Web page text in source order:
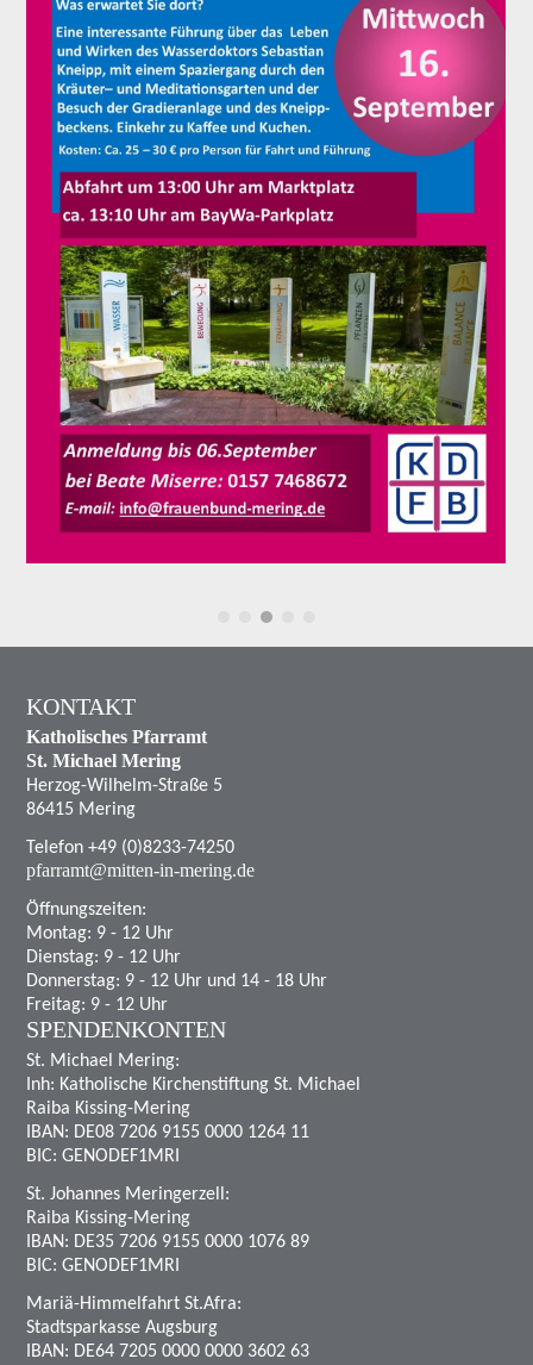
KONTAKT
Katholisches Pfarramt
St. Michael Mering
Herzog-Wilhelm-Straße 5
86415 Mering
Telefon +49 (0)8233-74250
pfarramt@mitten-in-mering.de
Öffnungszeiten:
Montag: 9 - 12 Uhr
Dienstag: 9 - 12 Uhr
Donnerstag: 9 - 12 Uhr und 14 - 18 Uhr
Freitag: 9 - 12 Uhr
SPENDENKONTEN
St. Michael Mering:
Inh: Katholische Kirchenstiftung St. Michael
Raiba Kissing-Mering
IBAN: DE08 7206 9155 0000 1264 11
BIC: GENODEF1MRI
St. Johannes Meringerzell:
Raiba Kissing-Mering
IBAN: DE35 7206 9155 0000 1076 89
BIC: GENODEF1MRI
Mariä-Himmelfahrt St.Afra:
Stadtsparkasse Augsburg
IBAN: DE64 7205 0000 0000 3602 63